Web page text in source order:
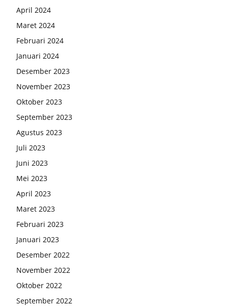
April 2024
Maret 2024
Februari 2024
Januari 2024
Desember 2023
November 2023
Oktober 2023
September 2023
Agustus 2023
Juli 2023
Juni 2023
Mei 2023
April 2023
Maret 2023
Februari 2023
Januari 2023
Desember 2022
November 2022
Oktober 2022
September 2022